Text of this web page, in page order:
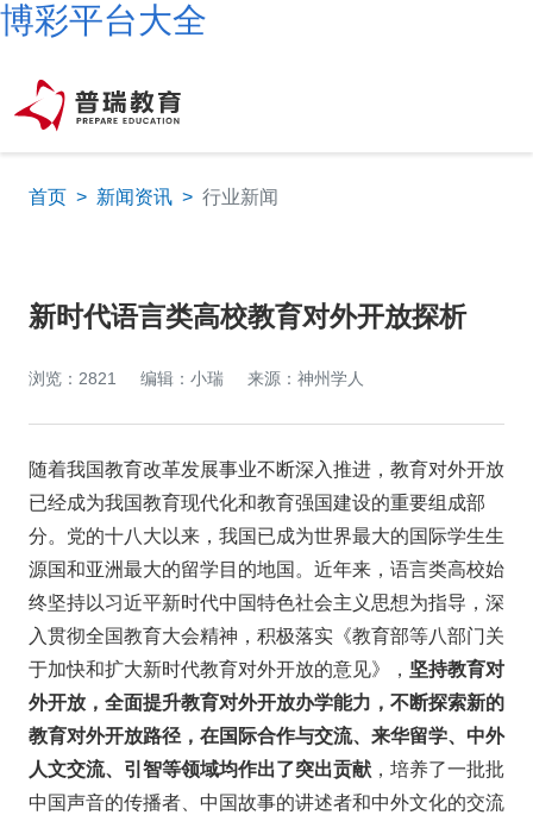
博彩平台大全
首页 > 新闻资讯 > 行业新闻
新时代语言类高校教育对外开放探析
浏览：2821 编辑：小瑞 来源：神州学人
随着我国教育改革发展事业不断深入推进，教育对外开放
已经成为我国教育现代化和教育强国建设的重要组成部
分。党的十八大以来，我国已成为世界最大的国际学生生
源国和亚洲最大的留学目的地国。近年来，语言类高校始
终坚持以习近平新时代中国特色社会主义思想为指导，深
入贯彻全国教育大会精神，积极落实《教育部等八部门关
于加快和扩大新时代教育对外开放的意见》， 坚持教育对
外开放，全面提升教育对外开放办学能力，不断探索新的
教育对外开放路径，在国际合作与交流、来华留学、中外
人文交流、引智等领域均作出了突出贡献 ，培养了一批批
中国声音的传播者、中国故事的讲述者和中外文化的交流